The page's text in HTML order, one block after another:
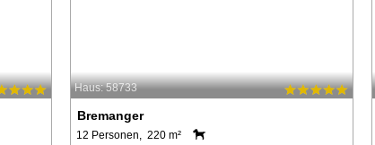
Haus: 58733
Bremanger
12 Personen, 220 m²